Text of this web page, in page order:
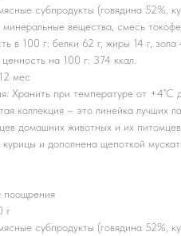
субпродукты (говядина 52%,
вещества, смесь
в 100 г: белки 62 г, жиры 14 г, зола
на 100 г: 374 ккал.
мес
Хранить при температуре от
коллекция – это линейка лучших
домашних животных и их
курицы и дополнена щепоткой
поощрения
г
субпродукты (говядина 52%,